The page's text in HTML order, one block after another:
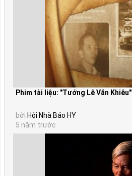
Phim tài liệu: "Tướng Lê Văn Khiêu"
bởi Hội Nhà Báo HY
5 năm trước